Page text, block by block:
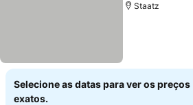
Staatz
Selecione as datas para ver os preços
exatos.